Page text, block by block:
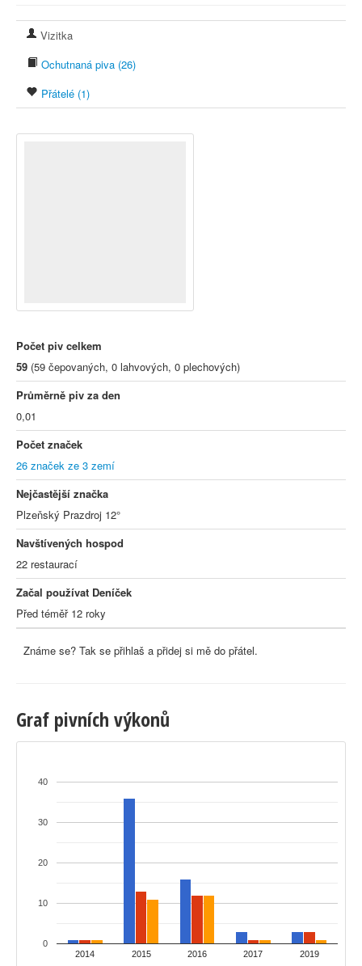
Vizitka
Ochutnaná piva (26)
Přátelé (1)
Počet piv celkem
59 (59 čepovaných, 0 lahvových, 0 plechových)
Průměrně piv za den
0,01
Počet značek
26 značek ze 3 zemí
Nejčastější značka
Plzeňský Prazdroj 12°
Navštívených hospod
22 restaurací
Začal používat Deníček
Před téměř 12 roky
Známe se? Tak se přihlaš a přidej si mě do přátel.
Graf pivních výkonů
2014 2015 2016 2017 2019
0
10
20
30
40